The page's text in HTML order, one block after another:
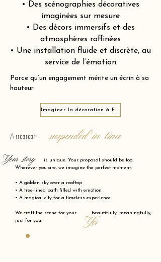
• Des scénographies décoratives
imaginées sur mesure
• Des décors immersifs et des
atmosphères raffinées
• Une installation fluide et discrète, au
service de l’émotion
Parce qu’un engagement mérite un écrin à sa
hauteur.
Imaginer la décoration à Fontaine-lès-Dijon 21121
A moment suspended in time
is unique. Your proposal should be too.
Wherever you are, we imagine the perfect moment:
• A golden sky over a rooftop
• A tree-lined path filled with emotion
• A magical city for a timeless experience
We craft the scene for your beautifully, meaningfully,
just for you.
"Yes"
Your story